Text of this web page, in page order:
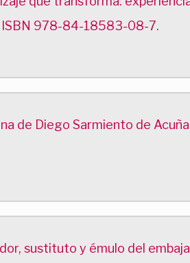
ISBN 978-84-18583-08-7.
de Diego Sarmiento de
sustituto y émulo del